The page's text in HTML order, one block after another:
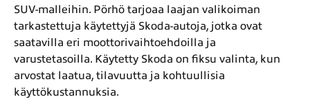
SUV-malleihin. Pörhö tarjoaa laajan valikoiman
tarkastettuja käytettyjä Skoda-autoja, jotka ovat
saatavilla eri moottorivaihtoehdoilla ja
varustetasoilla. Käytetty Skoda on fiksu valinta, kun
arvostat laatua, tilavuutta ja kohtuullisia
käyttökustannuksia.